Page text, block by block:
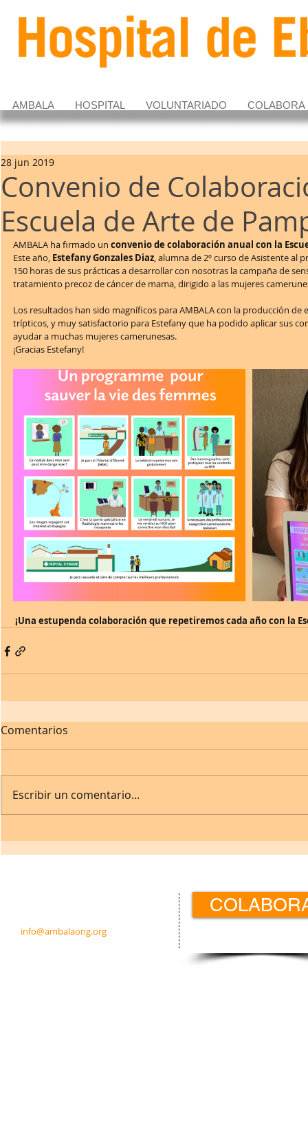
AMBALA HOSPITAL VOLUNTARIADO COLABORA
Convenio de
Escuela de Arte de
28 jun 2019
AMBALA ha firmado un convenio de colaboración anual con la
Este año, Estefany Gonzales Diaz, alumna de 2º curso de Asistente
150 horas de sus prácticas a desarrollar con nosotras la campaña de
tratamiento precoz de cáncer de mama, dirigido a las mujeres
Los resultados han sido magníficos para AMBALA con la producción
trípticos, y muy satisfactorio para Estefany que ha podido aplicar sus
ayudar a muchas mujeres camerunesas.
¡Gracias Estefany!
¡Una estupenda colaboración que repetiremos cada año con la
Comentarios
Escribir un comentario...
info@ambalaong.org